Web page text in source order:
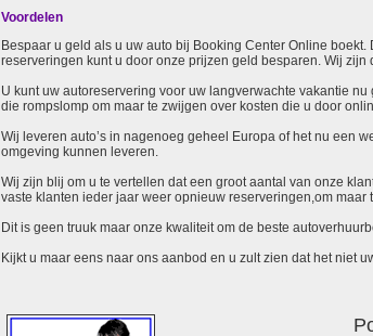
Voordelen
Bespaar u geld als u uw auto bij Booking Center Online
reserveringen kunt u door onze prijzen geld besparen. Wij
U kunt uw autoreservering voor uw langverwachte vakantie
die rompslomp om maar te zwijgen over kosten die u door
Wij leveren auto’s in nagenoeg geheel Europa of het nu een
omgeving kunnen leveren.
Wij zijn blij om u te vertellen dat een groot aantal van onze
vaste klanten ieder jaar weer opnieuw reserveringen,om
Dit is geen truuk maar onze kwaliteit om de beste
Kijkt u maar eens naar ons aanbod en u zult zien dat het niet